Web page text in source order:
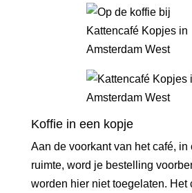
Koffie in een kopje
Aan de voorkant van het café, in
ruimte, word je bestelling
worden hier niet toegelaten. Het